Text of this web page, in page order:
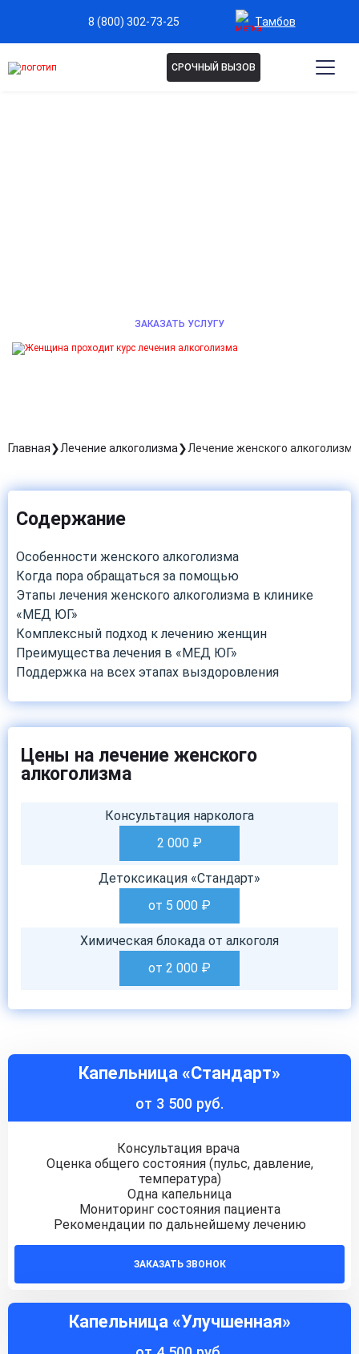
8 (800) 302-73-25 Тамбов
СРОЧНЫЙ ВЫЗОВ
ЗАКАЗАТЬ УСЛУГУ
Главная Лечение алкоголизма Лечение женского алкоголизма
Содержание
Особенности женского алкоголизма
Когда пора обращаться за помощью
Этапы лечения женского алкоголизма в клинике
«МЕД ЮГ»
Комплексный подход к лечению женщин
Преимущества лечения в «МЕД ЮГ»
Поддержка на всех этапах выздоровления
Цены на лечение женского
алкоголизма
Консультация нарколога
2 000 ₽
Детоксикация «Стандарт»
от 5 000 ₽
Химическая блокада от алкоголя
от 2 000 ₽
Капельница «Стандарт»
от 3 500 руб.
Консультация врача
Оценка общего состояния (пульс, давление,
температура)
Одна капельница
Мониторинг состояния пациента
Рекомендации по дальнейшему лечению
ЗАКАЗАТЬ ЗВОНОК
Капельница «Улучшенная»